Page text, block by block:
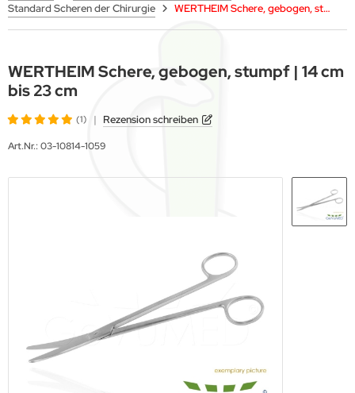
Standard Scheren der Chirurgie
WERTHEIM Schere, gebogen, stumpf | 14 cm bis 23 cm
WERTHEIM Schere, gebogen, stumpf | 14 cm
bis 23 cm
(1) | Rezension schreiben
Art.Nr.: 03-10814-1059